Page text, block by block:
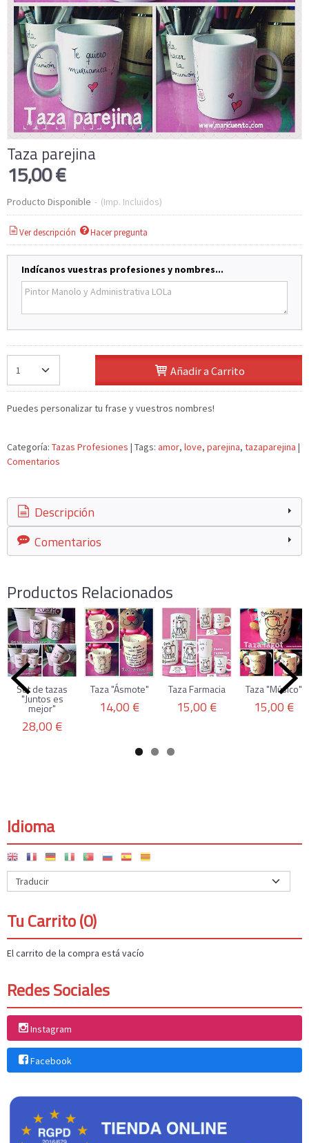
Idioma
Tu Carrito (0)
El carrito de la compra está vacío
Redes Sociales
Instagram
Facebook
Taza parejina
15,00 €
Producto Disponible - (Imp. Incluidos)
Ver descripción Hacer pregunta
Indícanos vuestras profesiones y nombres...
Añadir a Carrito
Puedes personalizar tu frase y vuestros nombres!
Categoría: Tazas Profesiones | Tags: amor love parejina tazaparejina |
Comentarios
Descripción
Comentarios
Productos Relacionados
Set de tazas
"Juntos es
mejor"
28,00 €
Taza "Ásmote"
14,00 €
Taza Farmacia
15,00 €
Taza "Músico"
15,00 €